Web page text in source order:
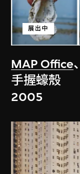
MAP Office、
展出中
手握蠔殼
2005